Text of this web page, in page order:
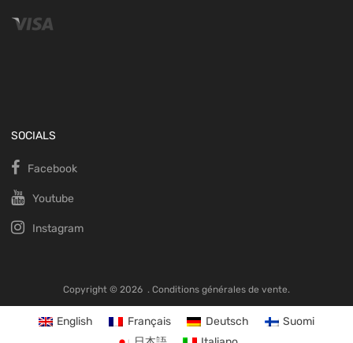
SOCIALS
Facebook
Youtube
Instagram
Copyright © 2026 . Conditions générales de vente.
English Français Deutsch
Suomi